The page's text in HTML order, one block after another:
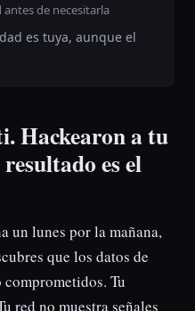
de necesitarla
es tuya, aunque el
Hackearon a tu
es el
un lunes por la mañana,
que los datos de
Tu
red no muestra señales